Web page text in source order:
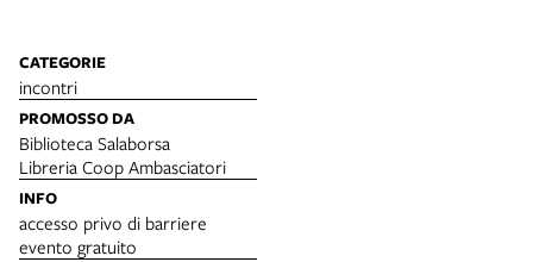
CATEGORIE
incontri
PROMOSSO DA
Biblioteca Salaborsa
Libreria Coop Ambasciatori
INFO
accesso privo di barriere
evento gratuito